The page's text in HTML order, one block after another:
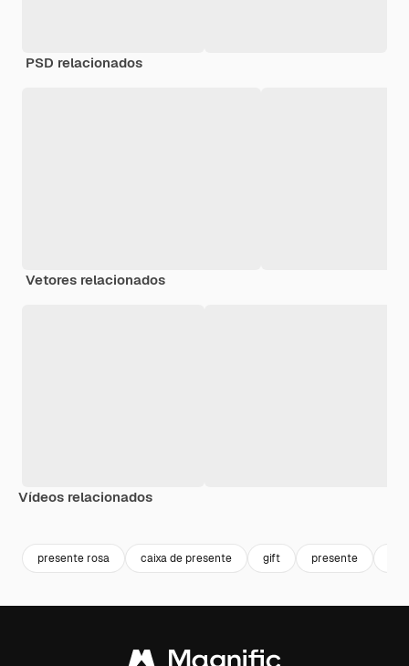
PSD relacionados
Vetores relacionados
Vídeos relacionados
presente rosa caixa de presente gift presente